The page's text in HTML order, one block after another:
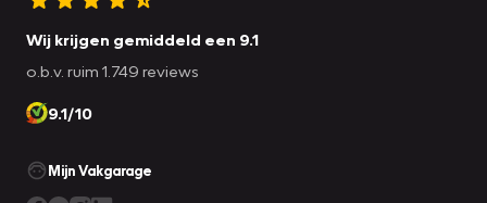
Wij krijgen gemiddeld een 9.1
o.b.v. ruim 1.749 reviews
9.1/10
Mijn Vakgarage